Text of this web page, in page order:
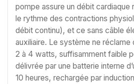
pompe assure un débit
le rythme des contractions
débit continu), et ce sans câble
auxiliaire. Le système ne réclame
2 à 4 watts, suffisamment faible
délivrée par une batterie interne
10 heures, rechargée par